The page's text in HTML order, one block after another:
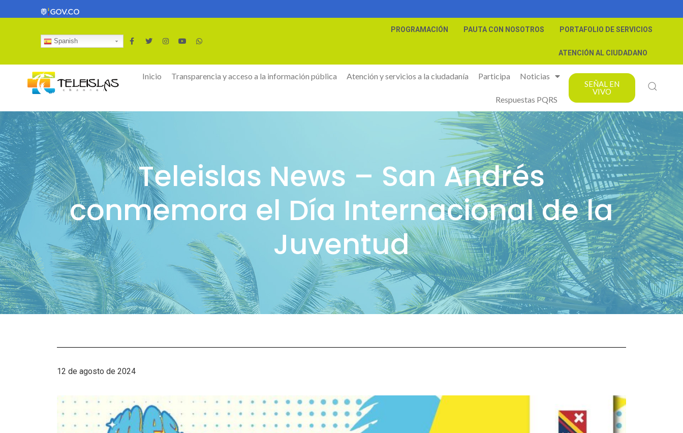
Spanish
PROGRAMACIÓN PAUTA CON NOSOTROS PORTAFOLIO DE SERVICIOS
ATENCIÓN AL CIUDADANO
Inicio Transparencia y acceso a la información pública Atención y servicios a la ciudadanía Participa Noticias
Respuestas PQRS
SEÑAL EN
VIVO
Teleislas News – San Andrés
conmemora el Día Internacional de la
Juventud
12 de agosto de 2024